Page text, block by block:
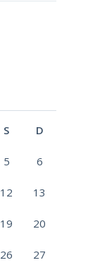
S D
5 6
12 13
19 20
26 27